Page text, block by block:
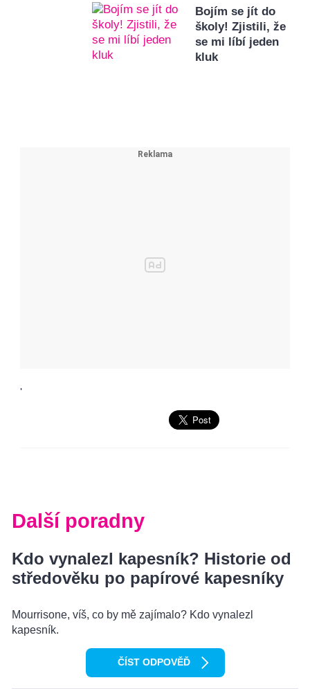
Bojím se jít do
školy! Zjistili, že
se mi líbí jeden
kluk
'
Další poradny
Kdo vynalezl kapesník? Historie od
středověku po papírové kapesníky
Mourrisone, víš, co by mě zajímalo? Kdo vynalezl
kapesník.
ČÍST ODPOVĚĎ